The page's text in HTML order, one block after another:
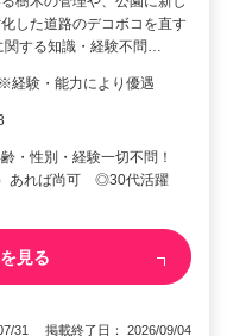
した道路のデコボコを直す
する知識・経験不問…
験・能力により優遇
・性別・経験一切不問！
あれば尚可 ◎30代活躍
見る
31 掲載終了日： 2026/09/04